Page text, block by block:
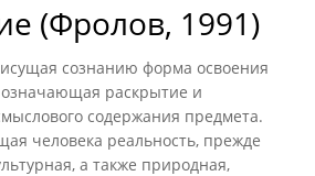
(Фролов, 1991)
сознанию форма освоения
означающая раскрытие и
содержания предмета.
человека реальность, прежде
а также природная,